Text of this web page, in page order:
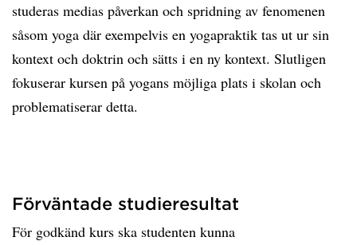
studeras medias påverkan och spridning av fenomenen
såsom yoga där exempelvis en yogapraktik tas ut ur sin
kontext och doktrin och sätts i en ny kontext. Slutligen
fokuserar kursen på yogans möjliga plats i skolan och
problematiserar detta.
Förväntade studieresultat
För godkänd kurs ska studenten kunna